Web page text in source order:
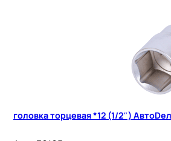
головка торцевая *12 (1/2″)